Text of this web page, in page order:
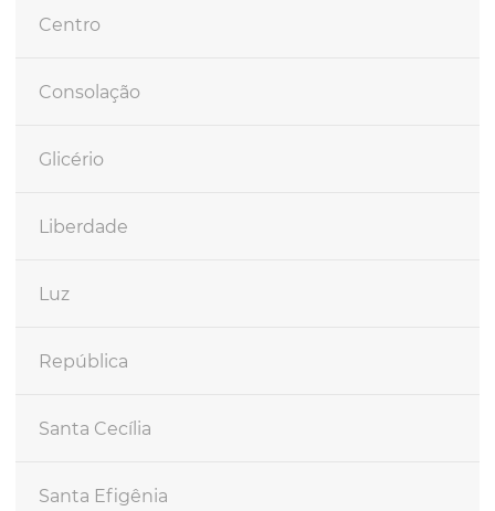
Centro
Consolação
Glicério
Liberdade
Luz
República
Santa Cecília
Santa Efigênia